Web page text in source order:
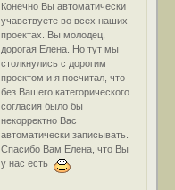
Конечно Вы автоматически
учавствуете во всех наших
проектах. Вы молодец,
дорогая Елена. Но тут мы
столкнулись с дорогим
проектом и я посчитал, что
без Вашего категорического
согласия было бы
некорректно Вас
автоматически записывать.
Спасибо Вам Елена, что Вы
у нас есть